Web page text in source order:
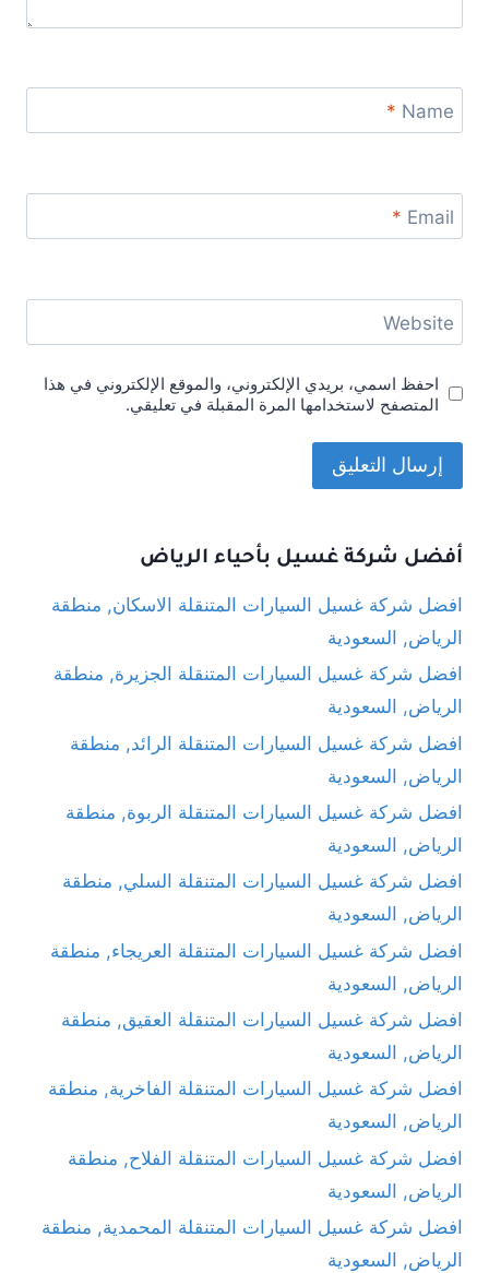
Name
*
Email
*
Website
احفظ اسمي، بريدي الإلكتروني، والموقع الإلكتروني في هذا
المتصفح لاستخدامها المرة المقبلة في تعليقي.
أفضل شركة غسيل بأحياء الرياض
افضل شركة غسيل السيارات المتنقلة الاسكان, منطقة
الرياض, السعودية
افضل شركة غسيل السيارات المتنقلة الجزيرة, منطقة
الرياض, السعودية
افضل شركة غسيل السيارات المتنقلة الرائد, منطقة
الرياض, السعودية
افضل شركة غسيل السيارات المتنقلة الربوة, منطقة
الرياض, السعودية
افضل شركة غسيل السيارات المتنقلة السلي, منطقة
الرياض, السعودية
افضل شركة غسيل السيارات المتنقلة العريجاء, منطقة
الرياض, السعودية
افضل شركة غسيل السيارات المتنقلة العقيق, منطقة
الرياض, السعودية
افضل شركة غسيل السيارات المتنقلة الفاخرية, منطقة
الرياض, السعودية
افضل شركة غسيل السيارات المتنقلة الفلاح, منطقة
الرياض, السعودية
افضل شركة غسيل السيارات المتنقلة المحمدية, منطقة
الرياض, السعودية